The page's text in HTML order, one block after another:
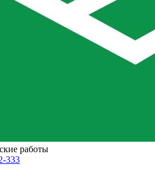
работы
333